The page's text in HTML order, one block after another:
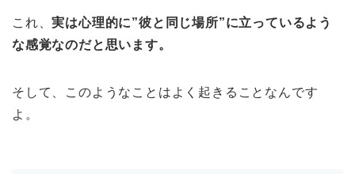
これ、実は心理的に”彼と同じ場所”に立っているよう
な感覚なのだと思います。
そして、このようなことはよく起きることなんです
よ。